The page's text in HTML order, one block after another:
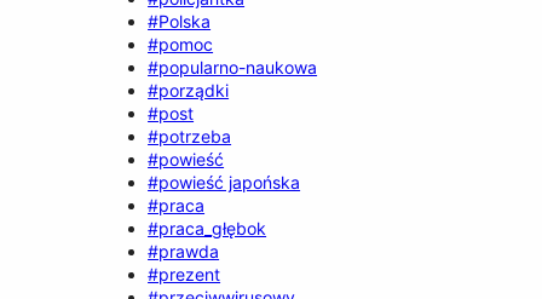
#Polska
#pomoc
#popularno-naukowa
#porządki
#post
#potrzeba
#powieść
#powieść japońska
#praca
#praca_głębok
#prawda
#prezent